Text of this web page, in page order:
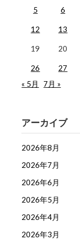
5 6
12 13
19 20
26 27
« 5月
7月 »
アーカイブ
2026年8月
2026年7月
2026年6月
2026年5月
2026年4月
2026年3月